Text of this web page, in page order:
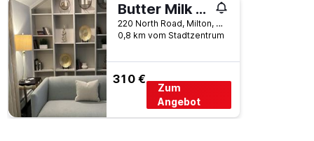
Butter Milk Falls Inn and Spa
220 North Road, Milton, NY, USA
0,8 km vom Stadtzentrum
310 €
Zum
Angebot